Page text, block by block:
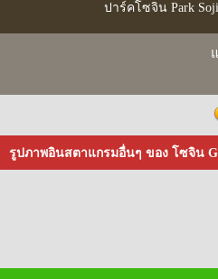
ปาร์คโซจิน Park
รูปภาพอินสตาแกรมอื่นๆ ของ โซจิน